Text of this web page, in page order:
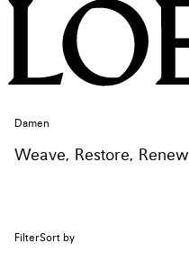
Damen
Weave, Restore, Renew
FilterSort by